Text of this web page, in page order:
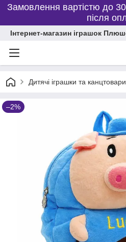
Замовлення вартістю до
після
Інтернет-магазин іграшок
Дитячі іграшки та канцтовари
–2%